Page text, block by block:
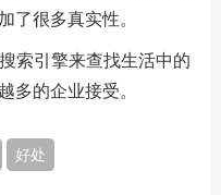
了很多真实性。
索引擎来查找生活中的
多的企业接受。
好处